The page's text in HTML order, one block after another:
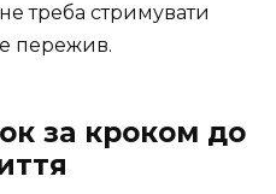
треба стримувати
пережив.
за кроком до